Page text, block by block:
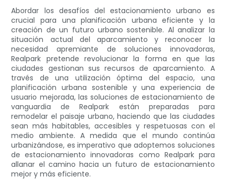
Abordar los desafíos del estacionamiento urbano es
crucial para una planificación urbana eficiente y la
creación de un futuro urbano sostenible. Al analizar la
situación actual del aparcamiento y reconocer la
necesidad apremiante de soluciones innovadoras,
Realpark pretende revolucionar la forma en que las
ciudades gestionan sus recursos de aparcamiento. A
través de una utilización óptima del espacio, una
planificación urbana sostenible y una experiencia de
usuario mejorada, las soluciones de estacionamiento de
vanguardia de Realpark están preparadas para
remodelar el paisaje urbano, haciendo que las ciudades
sean más habitables, accesibles y respetuosas con el
medio ambiente. A medida que el mundo continúa
urbanizándose, es imperativo que adoptemos soluciones
de estacionamiento innovadoras como Realpark para
allanar el camino hacia un futuro de estacionamiento
mejor y más eficiente.